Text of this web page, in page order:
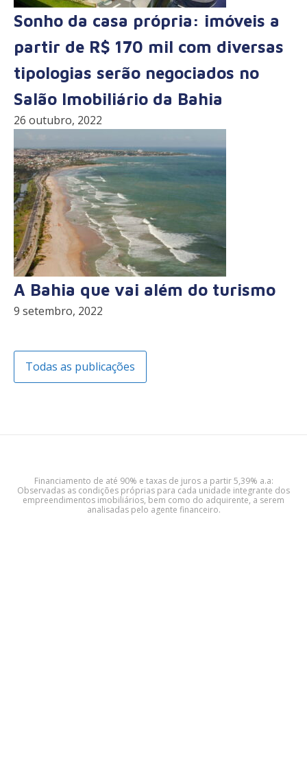
Sonho da casa própria: imóveis a
partir de R$ 170 mil com diversas
tipologias serão negociados no
Salão Imobiliário da Bahia
26 outubro, 2022
A Bahia que vai além do turismo
9 setembro, 2022
Todas as publicações
Financiamento de até 90% e taxas de juros a partir 5,39% a.a:
Observadas as condições próprias para cada unidade integrante dos
empreendimentos imobiliários, bem como do adquirente, a serem
analisadas pelo agente financeiro.